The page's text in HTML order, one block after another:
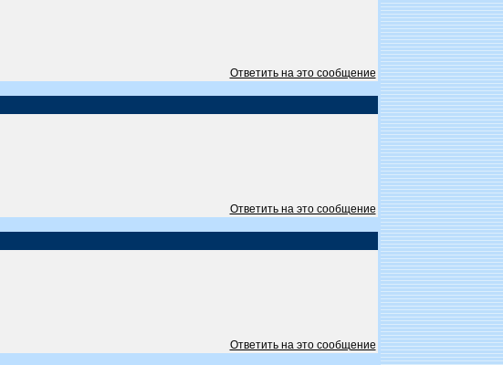
Ответить на это сообщение
Ответить на это сообщение
Ответить на это сообщение